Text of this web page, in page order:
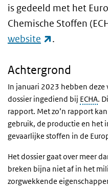
is gedeeld met het
Chemische Stoffen
website
(externe link)
.
Achtergrond
In januari 2023 hebben
dossier ingediend bij ECHA.
rapport. Met zo’n rapport
gebruik, de productie en het
gevaarlijke stoffen in de
Het dossier gaat over meer
breken bijna niet af in het
zorgwekkende